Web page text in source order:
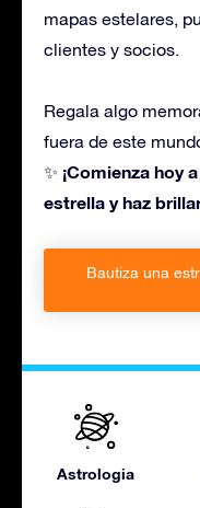
mapas estelares,
clientes y socios.
Regala algo
fuera de este
✨ ¡Comienza hoy
estrella y haz
Bautiza una
Astrologia